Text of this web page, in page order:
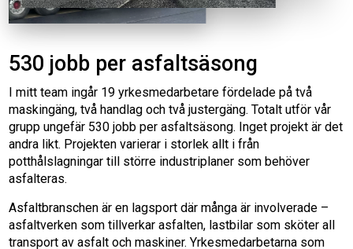
530 jobb per asfaltsäsong
I mitt team ingår 19 yrkesmedarbetare fördelade på två
maskingäng, två handlag och två justergäng. Totalt utför vår
grupp ungefär 530 jobb per asfaltsäsong. Inget projekt är det
andra likt. Projekten varierar i storlek allt i från
potthålslagningar till större industriplaner som behöver
asfalteras.
Asfaltbranschen är en lagsport där många är involverade –
asfaltverken som tillverkar asfalten, lastbilar som sköter all
transport av asfalt och maskiner. Yrkesmedarbetarna som